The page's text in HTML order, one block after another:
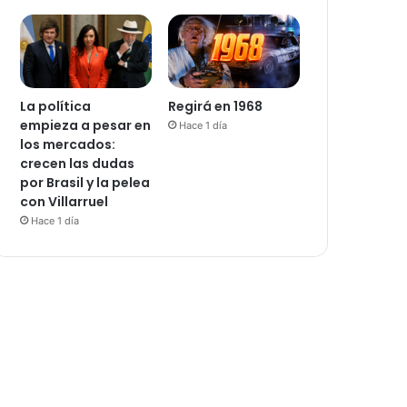
La política
empieza a pesar en
los mercados:
crecen las dudas
por Brasil y la pelea
con Villarruel
Hace 1 día
Regirá en 1968
Hace 1 día